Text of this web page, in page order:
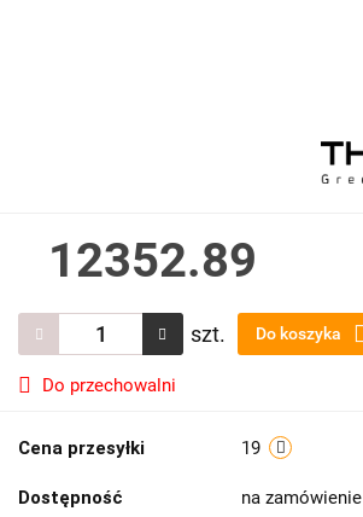
12352.89
szt. Do koszyka
Do przechowalni
Cena przesyłki 19
Dostępność na zamówienie